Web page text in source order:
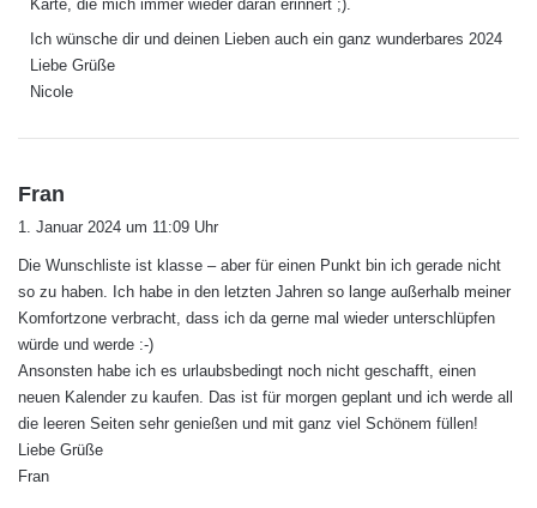
Karte, die mich immer wieder daran erinnert ;).
Ich wünsche dir und deinen Lieben auch ein ganz wunderbares 2024
Liebe Grüße
Nicole
Fran
t
:
1. Januar 2024 um 11:09 Uhr
Die Wunschliste ist klasse – aber für einen Punkt bin ich gerade nicht
so zu haben. Ich habe in den letzten Jahren so lange außerhalb meiner
Komfortzone verbracht, dass ich da gerne mal wieder unterschlüpfen
würde und werde :-)
Ansonsten habe ich es urlaubsbedingt noch nicht geschafft, einen
neuen Kalender zu kaufen. Das ist für morgen geplant und ich werde all
die leeren Seiten sehr genießen und mit ganz viel Schönem füllen!
Liebe Grüße
Fran